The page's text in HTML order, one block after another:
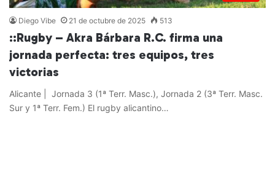
Diego Vibe 21 de octubre de 2025 513
::Rugby – Akra Bárbara R.C. firma una
jornada perfecta: tres equipos, tres
victorias
Alicante | Jornada 3 (1ª Terr. Masc.), Jornada 2 (3ª Terr. Masc.
Sur y 1ª Terr. Fem.) El rugby alicantino…